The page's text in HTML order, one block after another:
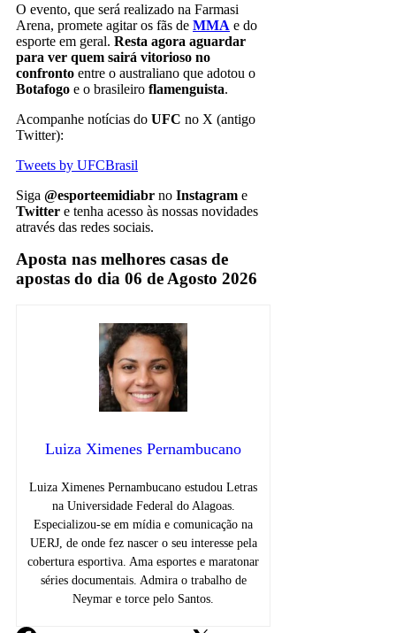
O evento, que será realizado na Farmasi
Arena, promete agitar os fãs de MMA e do
esporte em geral. Resta agora aguardar
para ver quem sairá vitorioso no
confronto entre o australiano que adotou o
Botafogo e o brasileiro flamenguista.
Acompanhe notícias do UFC no X (antigo
Twitter):
Tweets by UFCBrasil
Siga @esporteemidiabr no Instagram e
Twitter e tenha acesso às nossas novidades
através das redes sociais.
Aposta nas melhores casas de
apostas do dia 06 de Agosto 2026
Luiza Ximenes Pernambucano
Luiza Ximenes Pernambucano estudou Letras
na Universidade Federal do Alagoas.
Especializou-se em mídia e comunicação na
UERJ, de onde fez nascer o seu interesse pela
cobertura esportiva. Ama esportes e maratonar
séries documentais. Admira o trabalho de
Neymar e torce pelo Santos.